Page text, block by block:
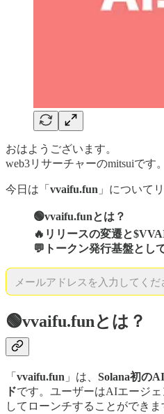
おはようございます。
web3リサーチャーのmitsuiです。
今日は「 vvaifu.fun 」について
🟢vvaifu.funとは？
🔥リリースの変遷と
💬トークン発行基盤とし
🟢vvaifu.funとは？
「 vvaifu.fun 」は、 Solana初の
ドです。ユーザーはAIエージ
してローンチすることができ